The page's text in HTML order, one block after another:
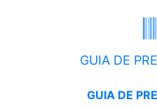
GUIA DE
GUIA DE